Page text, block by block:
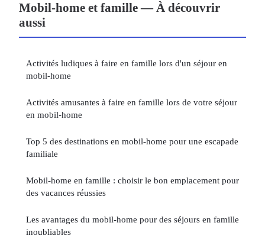
Mobil-home et famille — À découvrir
aussi
Activités ludiques à faire en famille lors d'un séjour en
mobil-home
Activités amusantes à faire en famille lors de votre séjour
en mobil-home
Top 5 des destinations en mobil-home pour une escapade
familiale
Mobil-home en famille : choisir le bon emplacement pour
des vacances réussies
Les avantages du mobil-home pour des séjours en famille
inoubliables